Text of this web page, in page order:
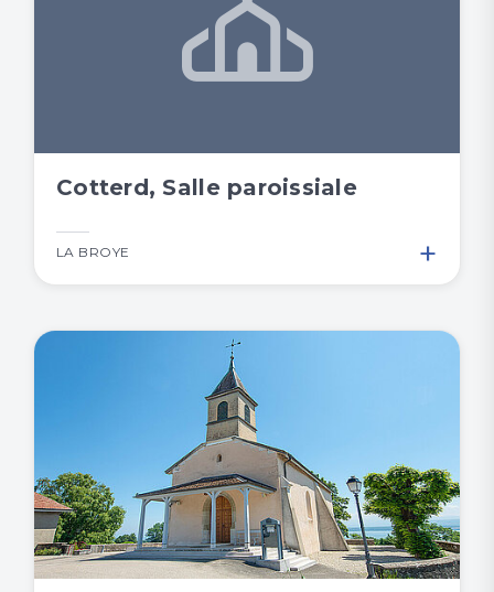
Cotterd, Salle paroissiale
LA BROYE +